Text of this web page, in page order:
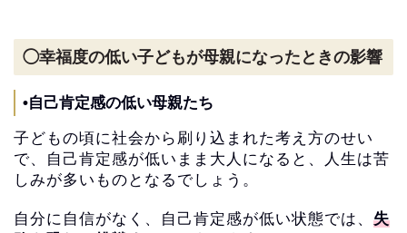
◯幸福度の低い子どもが母親になったときの影響
•自己肯定感の低い母親たち
子どもの頃に社会から刷り込まれた考え方のせい
で、
自己肯定感が低いまま大人になると、
人生は苦
しみが多いものとなるでしょう。
自分に自信がなく、自己肯定感が低い状態では、 失